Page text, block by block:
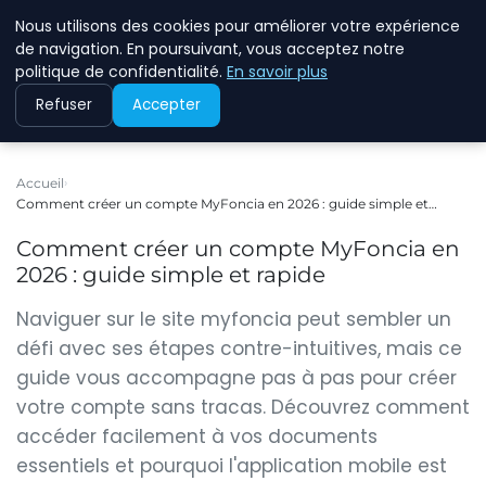
WINFESSOR
Accueil
Comment créer un compte MyFoncia en 2026 : guide simple et…
Comment créer un compte MyFoncia en
2026 : guide simple et rapide
Naviguer sur le site myfoncia peut sembler un
défi avec ses étapes contre-intuitives, mais ce
guide vous accompagne pas à pas pour créer
votre compte sans tracas. Découvrez comment
accéder facilement à vos documents
essentiels et pourquoi l'application mobile est
Nous utilisons des cookies pour améliorer votre expérience
de navigation. En poursuivant, vous acceptez notre
politique de confidentialité. En savoir plus
Refuser Accepter